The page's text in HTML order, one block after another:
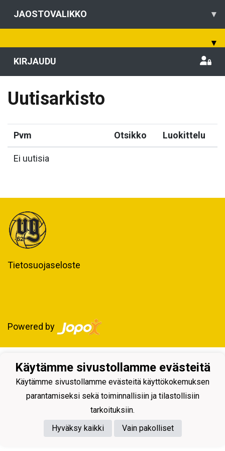
JAOSTOVALIKKO ▾
▾
KIRJAUDU
Uutisarkisto
Pvm Otsikko Luokittelu
Ei uutisia
Tietosuojaseloste
Powered by
Käytämme sivustollamme evästeitä
Käytämme sivustollamme evästeitä käyttökokemuksen
parantamiseksi sekä toiminnallisiin ja tilastollisiin
tarkoituksiin.
Hyväksy kaikki
Vain pakolliset